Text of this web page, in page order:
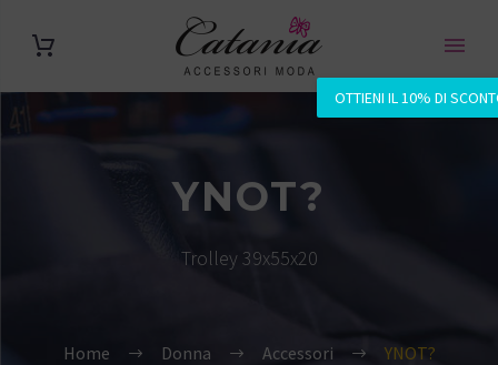
OTTIENI IL 10% DI
YNOT?
Trolley 39x55x20
Home Donna Accessori YNOT?